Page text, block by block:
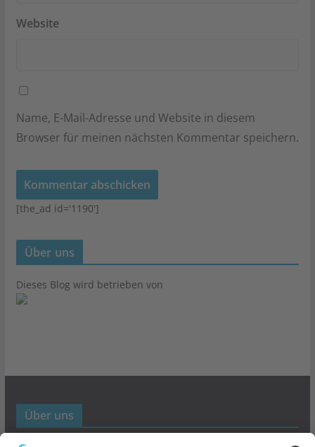
Website
Name, E-Mail-Adresse und Website in diesem
Browser für meinen nächsten Kommentar speichern.
[the_ad id='1190']
Über uns
Dieses Blog wird betrieben von
Über uns